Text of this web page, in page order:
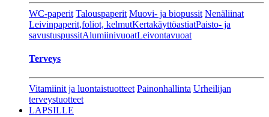
WC-paperit Talouspaperit Muovi- ja biopussit Nenäliinat
Leivinpaperit,foliot, kelmutKertakäyttöastiatPaisto- ja
savustuspussitAlumiinivuoatLeivontavuoat
Terveys
Vitamiinit ja luontaistuotteet Painonhallinta Urheilijan
terveystuotteet
LAPSILLE